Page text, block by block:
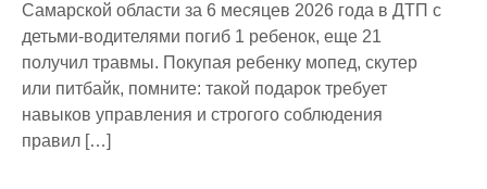
Самарской области за 6 месяцев 2026 года в ДТП с
детьми-водителями погиб 1 ребенок, еще 21
получил травмы. Покупая ребенку мопед, скутер
или питбайк, помните: такой подарок требует
навыков управления и строгого соблюдения
правил […]